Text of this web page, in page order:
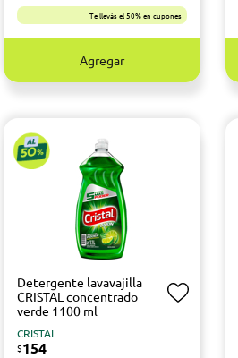
Te llevás el 50% en cupones
Agregar
Detergente lavavajilla
CRISTAL concentrado
verde 1100 ml
CRISTAL
$154